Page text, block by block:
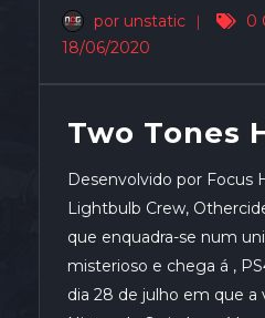
por unstatic | 0
18/06/2020
Two Tones
Desenvolvido por Focus
Lightbulb Crew,
que enquadra-se num
misterioso e chega á ,
dia 28 de julho em que a